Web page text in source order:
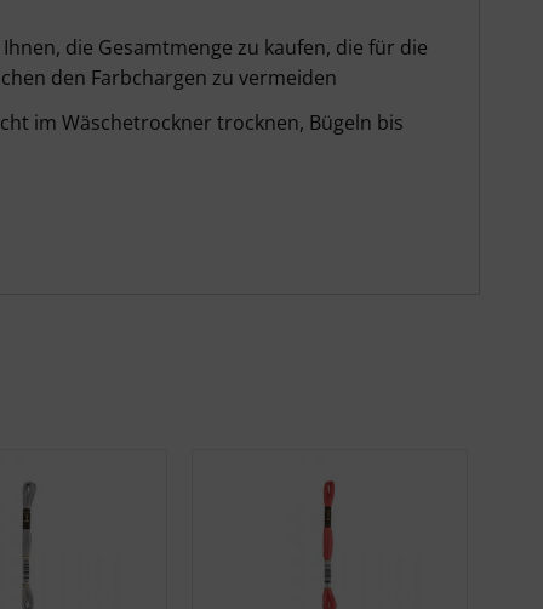
die Gesamtmenge zu kaufen, die für die
den Farbchargen zu vermeiden
im Wäschetrockner trocknen, Bügeln bis